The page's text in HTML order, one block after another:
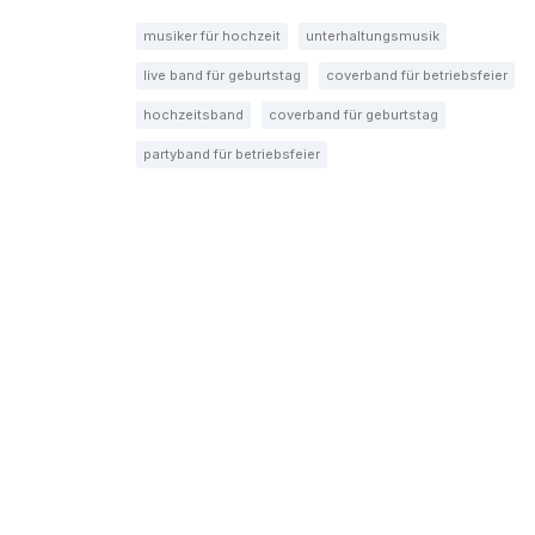
musiker für hochzeit unterhaltungsmusik
live band für geburtstag coverband für betriebsfeier
hochzeitsband coverband für geburtstag
partyband für betriebsfeier